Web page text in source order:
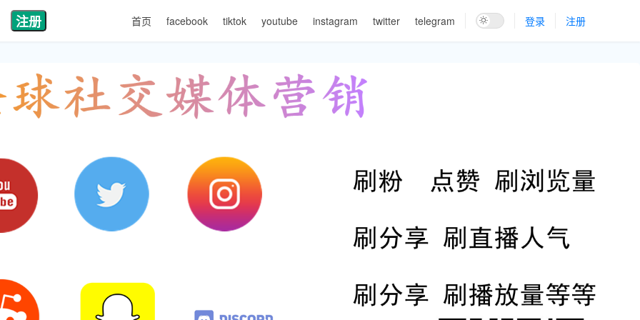
注册 首页 facebook tiktok youtube instagram twitter telegram 登录 注册